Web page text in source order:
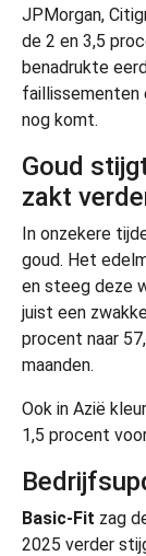
JPMorgan,
de 2 en 3,5
benadrukte
faillissementen
nog komt.
Goud
zakt
In onzekere
goud. Het
en steeg deze
juist een
procent naar
maanden.
Ook in Azië
1,5 procent
Basic-Fit zag
2025 verder